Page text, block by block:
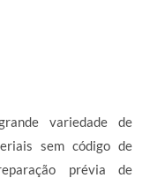
variedade de
sem código de
prévia de